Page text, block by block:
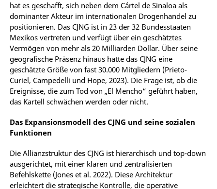
hat es geschafft, sich neben dem Cártel de Sinaloa als
dominanter Akteur im internationalen Drogenhandel zu
positionieren. Das CJNG ist in 23 der 32 Bundesstaaten
Mexikos vertreten und verfügt über ein geschätztes
Vermögen von mehr als 20 Milliarden Dollar. Über seine
geografische Präsenz hinaus hatte das CJNG eine
geschätzte Größe von fast 30.000 Mitgliedern (Prieto-
Curiel, Campedelli und Hope, 2023). Die Frage ist, ob die
Ereignisse, die zum Tod von „El Mencho“ geführt haben,
das Kartell schwächen werden oder nicht.
Das Expansionsmodell des CJNG und seine sozialen
Funktionen
Die Allianzstruktur des CJNG ist hierarchisch und top-down
ausgerichtet, mit einer klaren und zentralisierten
Befehlskette (Jones et al. 2022). Diese Architektur
erleichtert die strategische Kontrolle, die operative